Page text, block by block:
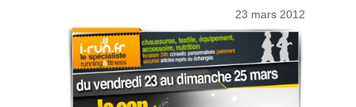
23 mars 2012